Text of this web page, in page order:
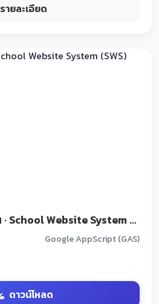
รายละเอียด
ระบบเว็บไซต์โรงเรียน · School Website System (SWS) update15/07/2026
Google AppScript (GAS)
ดาวน์โหลด